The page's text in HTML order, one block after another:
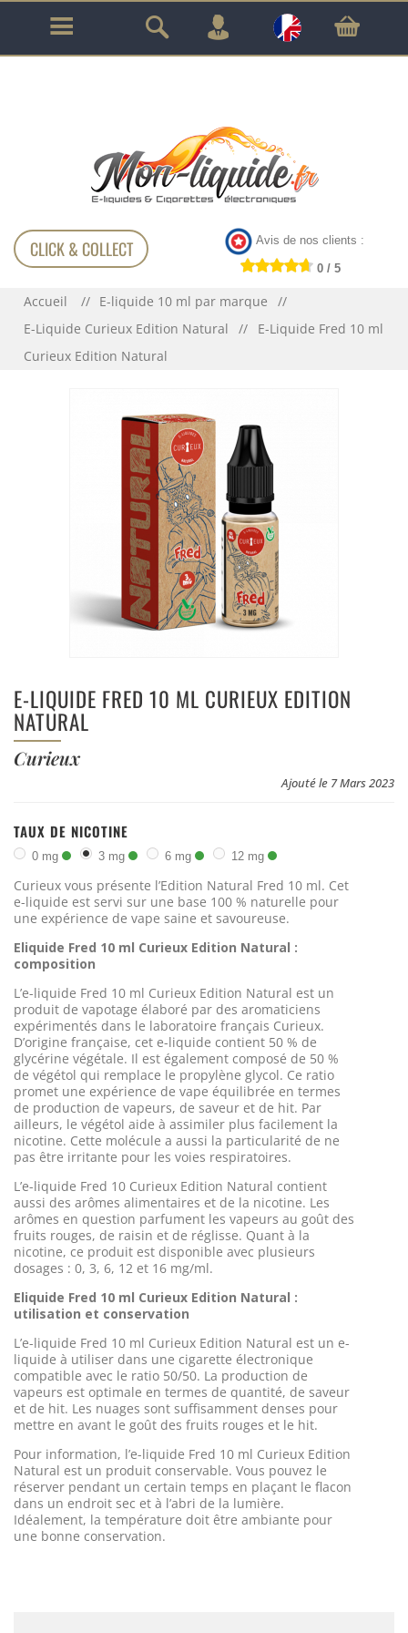
GARANTIE À VIE SUR TOUT LE MATÉRIEL
!!!
CLICK & COLLECT Avis de nos clients :
0 / 5
Accueil
E-liquide 10 ml par marque
E-Liquide Curieux Edition Natural
E-Liquide Fred 10 ml
Curieux Edition Natural
E-LIQUIDE FRED 10 ML CURIEUX EDITION
NATURAL
Curieux
Ajouté le 7 Mars 2023
TAUX DE NICOTINE
0 mg 3 mg 6 mg 12 mg
Curieux vous présente l’Edition Natural Fred 10 ml. Cet
e-liquide est servi sur une base 100 % naturelle pour
une expérience de vape saine et savoureuse.
Eliquide Fred 10 ml Curieux Edition Natural :
composition
L’e-liquide Fred 10 ml Curieux Edition Natural est un
produit de vapotage élaboré par des aromaticiens
expérimentés dans le laboratoire français Curieux.
D’origine française, cet e-liquide contient 50 % de
glycérine végétale. Il est également composé de 50 %
de végétol qui remplace le propylène glycol. Ce ratio
promet une expérience de vape équilibrée en termes
de production de vapeurs, de saveur et de hit. Par
ailleurs, le végétol aide à assimiler plus facilement la
nicotine. Cette molécule a aussi la particularité de ne
pas être irritante pour les voies respiratoires.
L’e-liquide Fred 10 Curieux Edition Natural contient
aussi des arômes alimentaires et de la nicotine. Les
arômes en question parfument les vapeurs au goût des
fruits rouges, de raisin et de réglisse. Quant à la
nicotine, ce produit est disponible avec plusieurs
dosages : 0, 3, 6, 12 et 16 mg/ml.
Eliquide Fred 10 ml Curieux Edition Natural :
utilisation et conservation
L’e-liquide Fred 10 ml Curieux Edition Natural est un e-
liquide à utiliser dans une cigarette électronique
compatible avec le ratio 50/50. La production de
vapeurs est optimale en termes de quantité, de saveur
et de hit. Les nuages sont suffisamment denses pour
mettre en avant le goût des fruits rouges et le hit.
Pour information, l’e-liquide Fred 10 ml Curieux Edition
Natural est un produit conservable. Vous pouvez le
réserver pendant un certain temps en plaçant le flacon
dans un endroit sec et à l’abri de la lumière.
Idéalement, la température doit être ambiante pour
une bonne conservation.